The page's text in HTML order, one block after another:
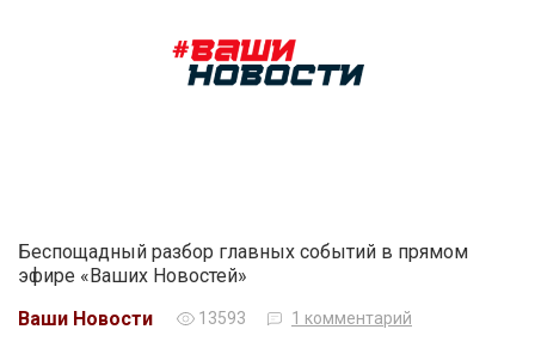
Беспощадный разбор главных событий в прямом
эфире «Ваших Новостей»
Ваши Новости
13593 1 комментарий